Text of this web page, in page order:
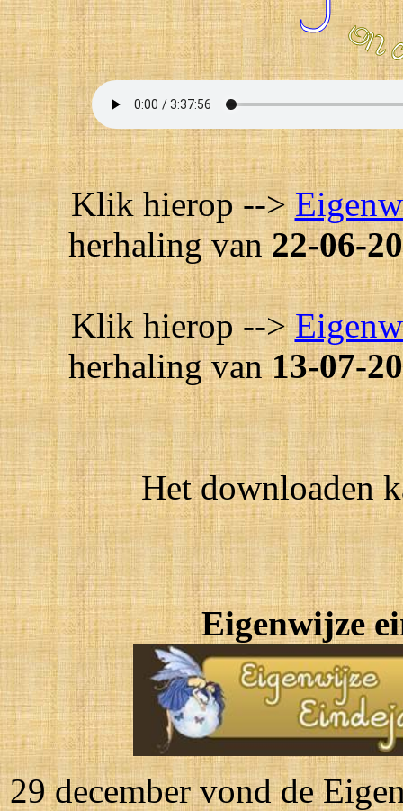
Klik hierop -->
herhaling van22-06-
Klik hierop -->
herhaling van13-07-
Het downloaden
Eigenwijze
29 december vond de